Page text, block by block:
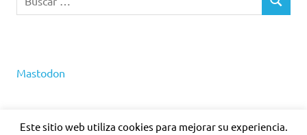
BUSCAR
Mastodon
Este sitio web utiliza cookies para mejorar su experiencia.